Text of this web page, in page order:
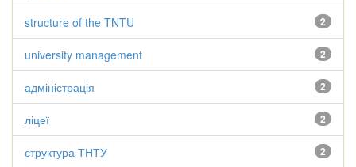
2
structure of the TNTU
2
university management
2
адміністрація
2
ліцеї
2
структура ТНТУ